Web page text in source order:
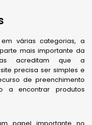
várias categorias, a
mais importante da
acreditam que a
precisa ser simples e
de preenchimento
a encontrar produtos